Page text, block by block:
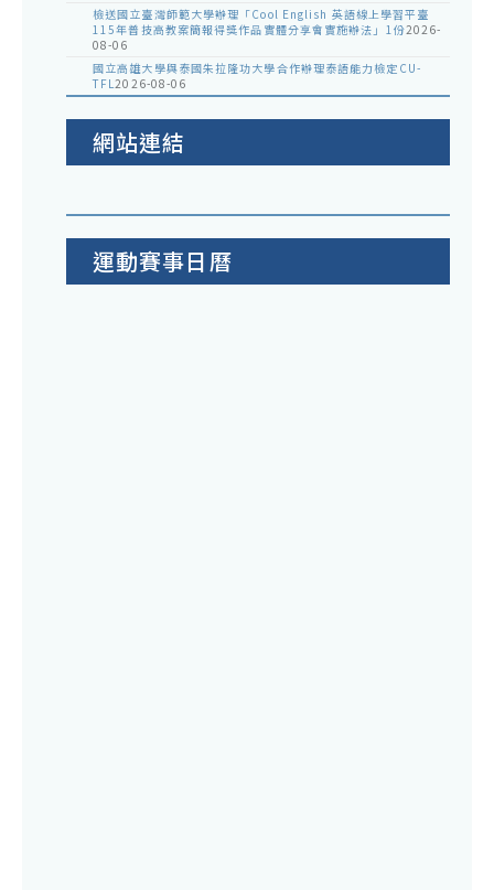
檢送國立臺灣師範大學辦理「Cool English 英語線上學習平臺
115年普技高教案簡報得獎作品實體分享會實施辦法」1份2026-
08-06
國立高雄大學與泰國朱拉隆功大學合作辦理泰語能力檢定CU-
TFL2026-08-06
網站連結
運動賽事日曆